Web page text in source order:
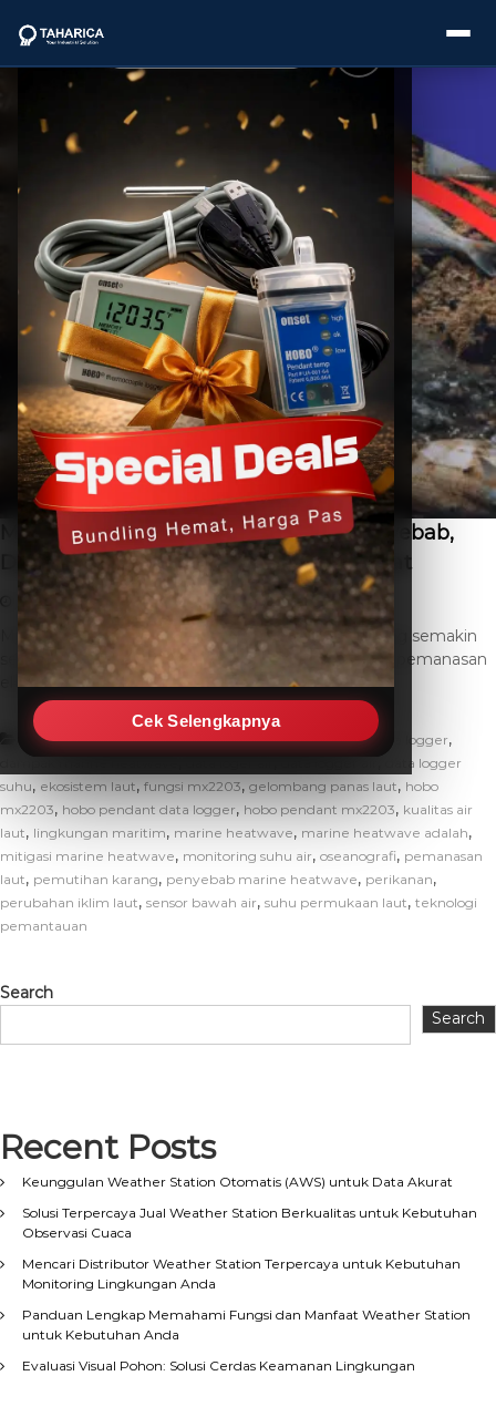
Cek Selengkapnya
Categories
Brands
Service
Industries
Blogs
Marine Heatwave Adalah: Definisi, Penyebab,
Dampak, dan Solusi Pemantauan Akurat
February 20, 2026 THC SEO Leave a Comment
Marine heatwave adalah fenomena lingkungan yang semakin
sering kita amati di seluruh dunia, mewakili periode pemanasan
ekstrem di lautan. Kondisi […]
Artikel adaptasi marine heatwave,cara kerja data logger,
,
data logger
suhu, ekosistem laut, fungsi mx2203, gelombang panas laut, hobo
mx2203, hobo pendant data logger, hobo pendant mx2203, kualitas air
laut, lingkungan maritim, marine heatwave, marine heatwave adalah,
mitigasi marine heatwave, monitoring suhu air, oseanografi, pemanasan
laut, pemutihan karang, penyebab marine heatwave, perikanan,
perubahan iklim laut, sensor bawah air, suhu permukaan laut, teknologi
pemantauan
Search
Search
Recent Posts
Keunggulan Weather Station Otomatis (AWS) untuk Data Akurat
Solusi Terpercaya Jual Weather Station Berkualitas untuk Kebutuhan
Observasi Cuaca
Mencari Distributor Weather Station Terpercaya untuk Kebutuhan
Monitoring Lingkungan Anda
Panduan Lengkap Memahami Fungsi dan Manfaat Weather Station
untuk Kebutuhan Anda
Evaluasi Visual Pohon: Solusi Cerdas Keamanan Lingkungan